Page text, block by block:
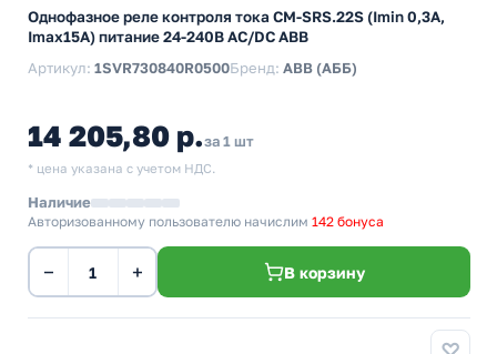
Однофазное реле контроля тока CM-SRS.22S (Imin 0,3А,
Imax15A) питание 24-240В AC/DC ABB
Артикул: 1SVR730840R0500Бренд: ABB (АББ)
14 205,80 р.за 1 шт
* цена указана с учетом НДС.
Наличие
Авторизованному пользователю начислим 142 бонуса
− + В корзину